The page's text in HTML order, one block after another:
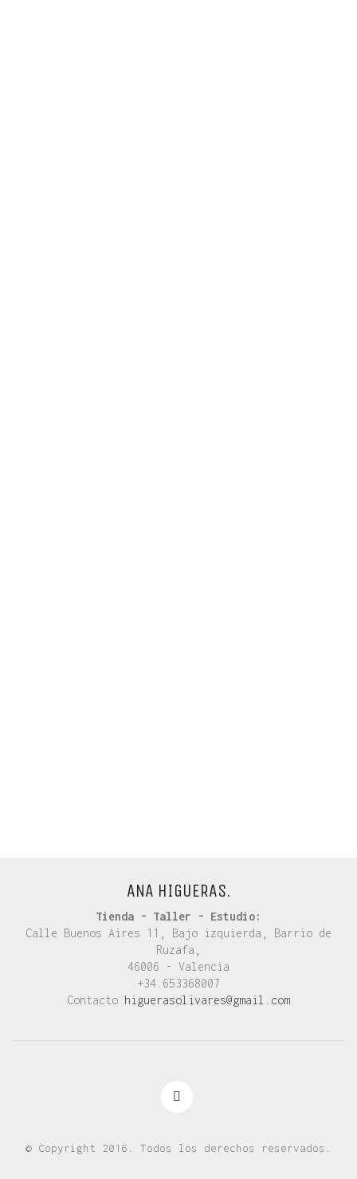
ANA HIGUERAS.
Tienda - Taller - Estudio:
Calle Buenos Aires 11, Bajo izquierda, Barrio de
Ruzafa,
46006 - Valencia
+34.653368007
Contacto higuerasolivares@gmail.com
© Copyright 2016. Todos los derechos reservados.